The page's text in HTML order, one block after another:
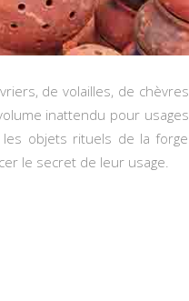
de volailles, de chèvres
inattendu pour usages
objets rituels de la forge
le secret de leur usage.